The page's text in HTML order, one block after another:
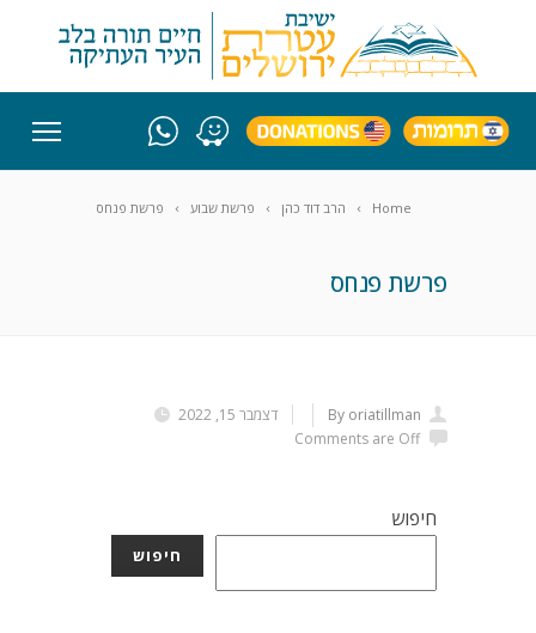
Home הרב דוד כהן פרשת שבוע פרשת פנחס
פרשת פנחס
דצמבר 15, 2022
By oriatillman
Comments are Off
חיפוש
חיפוש